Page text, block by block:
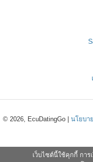
© 2026, EcuDatingGo | นโยบา
เว็บไซต์นี้ใช้คุกกี้ กา